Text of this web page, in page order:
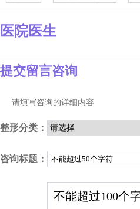
医院医生
提交留言咨询
请填写咨询的详细内容
整形分类：
咨询标题：